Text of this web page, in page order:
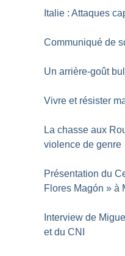
Italie : Attaques
Communiqué de
Un arrière-goût
Vivre et résister
La chasse aux
violence de genre
Présentation du
Flores Magón » à
Interview de
et du CNI